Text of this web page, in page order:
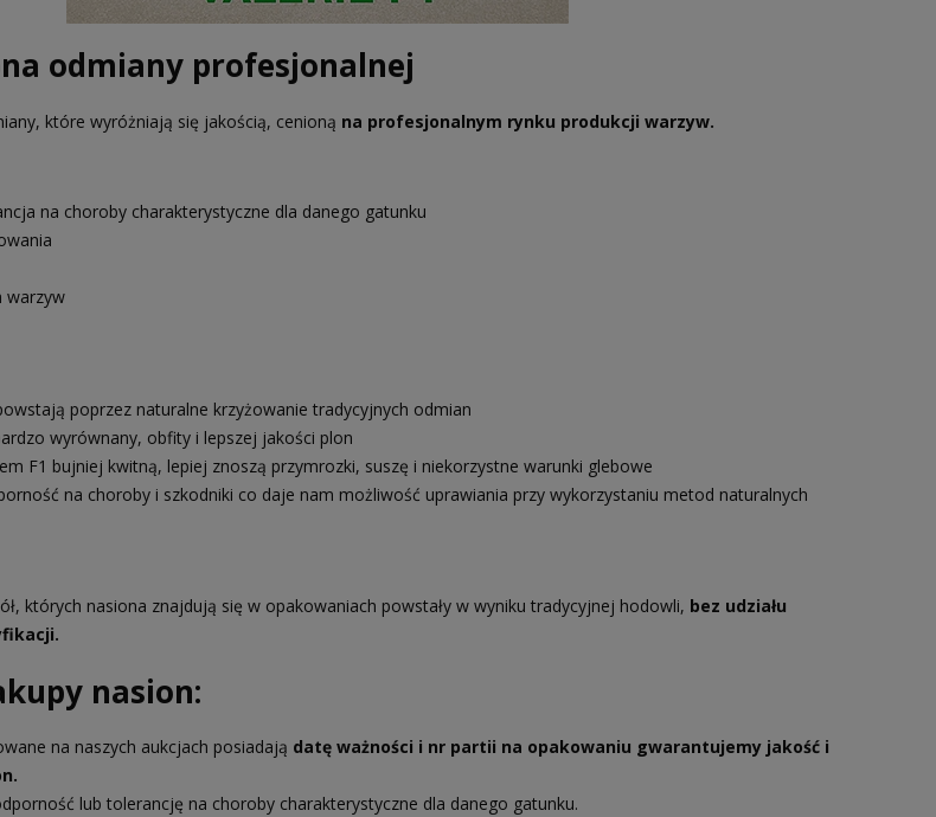
odmiany profesjonalnej
które wyróżniają się jakością, cenioną na profesjonalnym rynku produkcji warzyw.
na choroby charakterystyczne dla danego gatunku
warzyw
poprzez naturalne krzyżowanie tradycyjnych odmian
wyrównany, obfity i lepszej jakości plon
F1 bujniej kwitną, lepiej znoszą przymrozki, suszę i niekorzystne warunki glebowe
na choroby i szkodniki co daje nam możliwość uprawiania przy wykorzystaniu metod naturalnych
których nasiona znajdują się w opakowaniach powstały w wyniku tradycyjnej hodowli, bez udziału
nasion:
na naszych aukcjach posiadają datę ważności i nr partii na opakowaniu gwarantujemy jakość i
lub tolerancję na choroby charakterystyczne dla danego gatunku.